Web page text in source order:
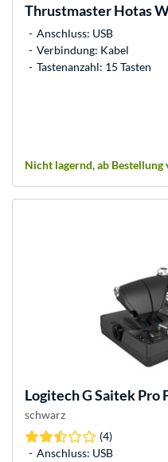
ThrustmasterHotas
Anschluss: USB
Verbindung: Kabel
Tastenanzahl: 15 Tasten
Nicht lagernd, ab
LogitechG Saitek Pro
schwarz
(4)
Anschluss: USB